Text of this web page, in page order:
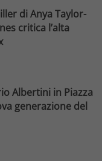
di Anya Taylor-
critica l’alta
Albertini in Piazza
generazione del